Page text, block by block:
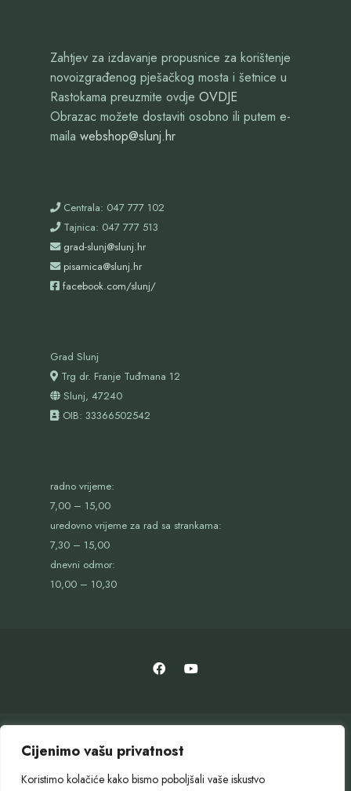
Cijenimo vašu privatnost
Koristimo kolačiće kako bismo poboljšali vaše iskustvo
Zahtjev za izdavanje propusnice za korištenje
novoizgrađenog pješačkog mosta i šetnice u
Rastokama preuzmite ovdje OVDJE
Obrazac možete dostaviti osobno ili putem e-
maila webshop@slunj.hr
Centrala: 047 777 102
Tajnica: 047 777 513
grad-slunj@slunj.hr
pisarnica@slunj.hr
facebook.com/slunj/
Grad Slunj
Trg dr. Franje Tuđmana 12
Slunj, 47240
OIB: 33366502542
radno vrijeme:
7,00 – 15,00
uredovno vrijeme za rad sa strankama:
7,30 – 15,00
dnevni odmor:
10,00 – 10,30